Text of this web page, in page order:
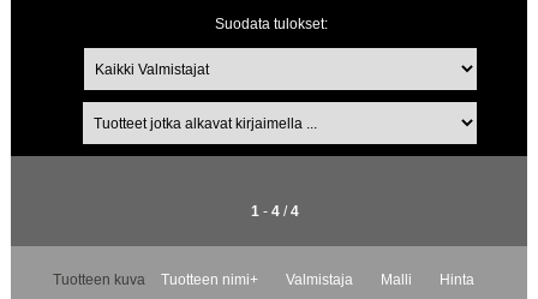
Suodata tulokset:
Tuotteet jotka alkavat kirjaimella ...
1 - 4 /4
Tuotteen kuva Tuotteen nimi+ Valmistaja Malli Hinta